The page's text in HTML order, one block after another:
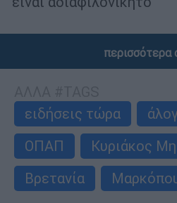
περισσότερα
ειδήσεις τώρα
ΟΠΑΠ
Κυριάκος
Βρετανία